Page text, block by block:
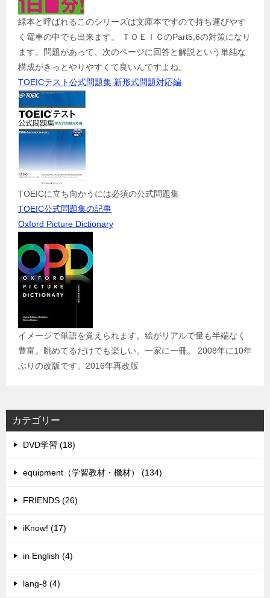
緑本と呼ばれるこのシリーズは文庫本ですので持ち運びやす
く電車の中でも出来ます。 ＴＯＥＩＣのPart5,6の対策になり
ます。問題があって、次のページに回答と解説という単純な
構成がきっとやりやすくて良いんですよね。
TOEICテスト公式問題集 新形式問題対応編
TOEICに立ち向かうには必須の公式問題集
TOEIC公式問題集の記事
Oxford Picture Dictionary
イメージで単語を覚えられます。絵がリアルで量も半端なく
豊富。眺めてるだけでも楽しい。一家に一冊。 2008年に10年
ぶりの改版です。2016年再改版
カテゴリー
DVD学習 (18)
equipment（学習教材・機材） (134)
FRIENDS (26)
iKnow! (17)
in English (4)
lang-8 (4)